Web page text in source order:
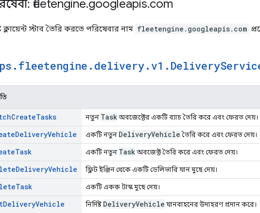
fleetengine.googleapis.com
ক্লায়েন্ট স্টাব তৈরি করতে পরিষেবার নাম fleetengine.googleapis.com
. fleetengine . delivery. v1 . Delivery
CreateTasks নতুন Taskঅবজেক্টের একটি ব্যাচ তৈরি করে এবং ফেরত দেয়।
DeliveryVehicle একটি নতুন DeliveryVehicle তৈরি করে এবং ফেরত দেয়।
Task একটি নতুন Taskঅবজেক্ট তৈরি করে এবং ফেরত দেয়।
DeliveryVehicle ফ্লিট ইঞ্জিন থেকে একটি ডেলিভারি যান মুছে দেয়।
Task একটি একক টাস্ক মুছে দেয়।
DeliveryVehicle নির্দিষ্ট DeliveryVehicle যানবাহনের উদাহরণ প্রদান করে।